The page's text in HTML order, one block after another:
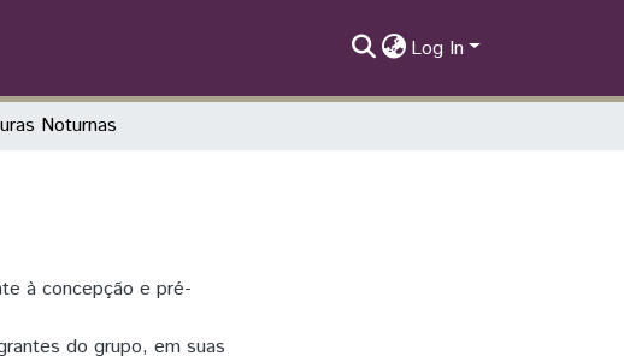
Log In
Noturnas
à concepção e pré-
do grupo, em suas